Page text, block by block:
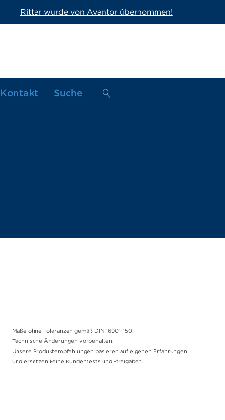
Ritter wurde von Avantor übernommen!
Kontakt
Maße ohne Toleranzen gemäß DIN 16901-150.
Technische Änderungen vorbehalten.
Unsere Produktempfehlungen basieren auf eigenen Erfahrungen
und ersetzen keine Kundentests und -freigaben.